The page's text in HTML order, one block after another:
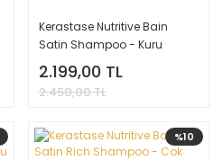
Kerastase Nutritive Bain
Satin Shampoo - Kuru
Saçlar İçin Nemlendirici
Şampuan 250 Ml.
2.199,00 TL
2.450,00 TL
%10